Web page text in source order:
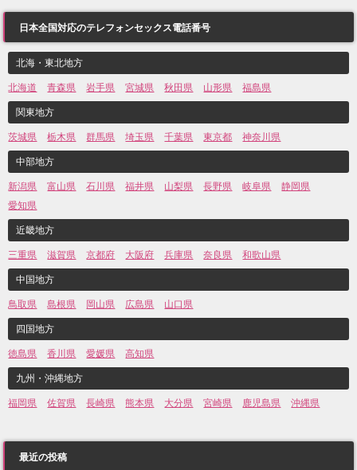
日本全国対応のテレフォンセックス電話番号
北海・東北地方
北海道 青森県 岩手県 宮城県 秋田県 山形県 福島県
関東地方
茨城県 栃木県 群馬県 埼玉県 千葉県 東京都 神奈川県
中部地方
新潟県 富山県 石川県 福井県 山梨県 長野県 岐阜県
静岡県
愛知県
近畿地方
三重県 滋賀県 京都府 大阪府 兵庫県 奈良県 和歌山県
中国地方
鳥取県 島根県 岡山県 広島県 山口県
四国地方
徳島県 香川県 愛媛県 高知県
九州・沖縄地方
福岡県 佐賀県 長崎県 熊本県 大分県 宮崎県 鹿児島県 沖縄県
最近の投稿